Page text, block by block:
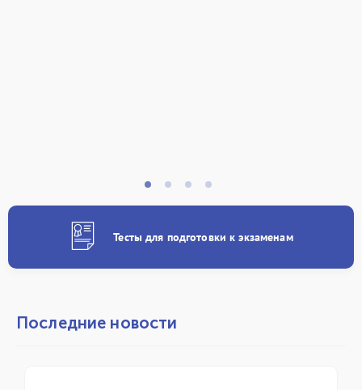
Тесты для подготовки к экзаменам
Последние новости